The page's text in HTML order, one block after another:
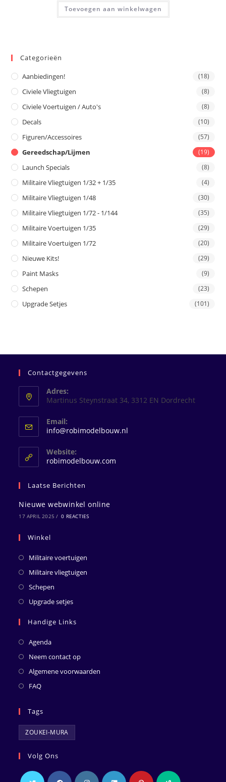
Toevoegen aan winkelwagen
Categorieën
Aanbiedingen! (18)
Civiele Vliegtuigen (8)
Civiele Voertuigen / Auto's (8)
Decals (10)
Figuren/Accessoires (57)
Gereedschap/Lijmen (19)
Launch Specials (8)
Militaire Vliegtuigen 1/32 + 1/35 (4)
Militaire Vliegtuigen 1/48 (30)
Militaire Vliegtuigen 1/72 - 1/144 (35)
Militaire Voertuigen 1/35 (29)
Militaire Voertuigen 1/72 (20)
Nieuwe Kits! (29)
Paint Masks (9)
Schepen (23)
Upgrade Setjes (101)
Contactgegevens
Adres:
Martinus Steynstraat 34, 3312 EN Dordrecht
Email:
info@robimodelbouw.nl
Website:
robimodelbouw.com
Laatse Berichten
Nieuwe webwinkel online
17 APRIL 2025 / 0 REACTIES
Winkel
Militaire voertuigen
Militaire vliegtuigen
Schepen
Upgrade setjes
Handige Links
Agenda
Neem contact op
Algemene voorwaarden
FAQ
Tags
ZOUKEI-MURA
Volg Ons